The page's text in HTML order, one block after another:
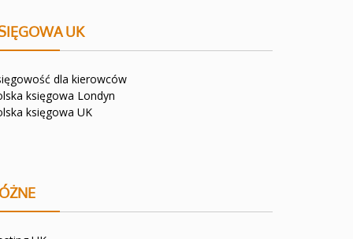
UK
dla kierowców
księgowa Londyn
księgowa UK